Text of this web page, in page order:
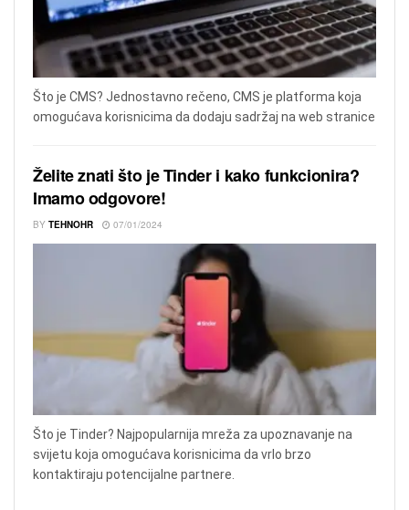
Što je CMS? Jednostavno rečeno, CMS je platforma koja
omogućava korisnicima da dodaju sadržaj na web stranice
Želite znati što je Tinder i kako funkcionira?
Imamo odgovore!
BY TEHNOHR 07/01/2024
Što je Tinder? Najpopularnija mreža za upoznavanje na
svijetu koja omogućava korisnicima da vrlo brzo
kontaktiraju potencijalne partnere.